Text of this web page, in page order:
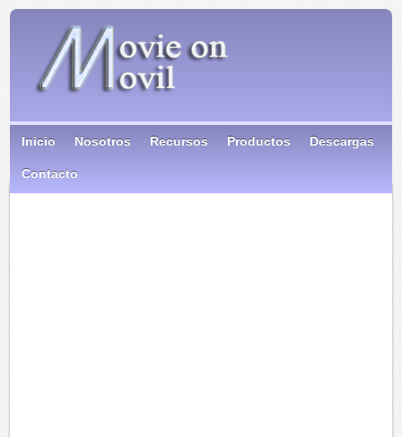
Inicio Nosotros Recursos Productos Descargas
Contacto